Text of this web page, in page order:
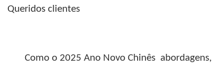
Queridos clientes
Como o 2025 Ano Novo Chinês abordagens,